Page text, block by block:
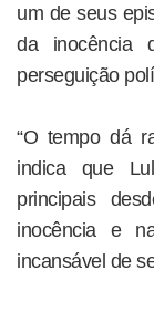
um de seus
da inocência
perseguição
“O tempo dá
indica que
principais
inocência e
incansável de